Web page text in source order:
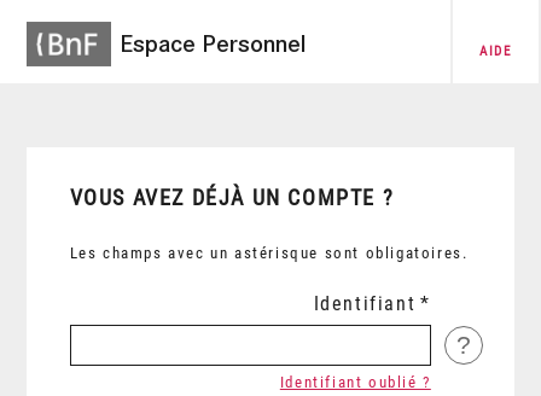
Espace Personnel AIDE
VOUS AVEZ DÉJÀ UN COMPTE ?
Les champs avec un astérisque sont obligatoires.
Identifiant
?
Identifiant oublié ?